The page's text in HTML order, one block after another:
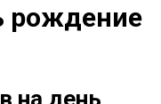
рождeниe
нa дeнь